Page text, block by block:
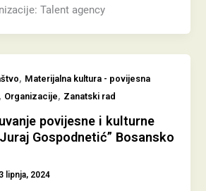
Talent agency
, Materijalna kultura - povijesna
, Organizacije, Zanatski rad
povijesne i kulturne
Gospodnetić” Bosansko
lipnja, 2024